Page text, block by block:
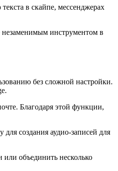
в скайпе, мессенджерах
инструментом в
без сложной настройки.
Благодаря этой функции,
создания аудио-записей для
или объединить несколько